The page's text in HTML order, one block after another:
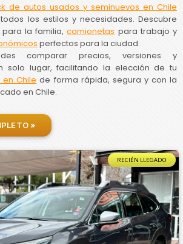
de autos usados y seminuevos en Chile
los estilos y necesidades. Descubre
para la familia,camionetas para trabajo y
perfectos para la ciudad.
comparar precios, versiones y
solo lugar, facilitando la elección de tu
Chile de forma rápida, segura y con la
en Chile.
»
RECIÉN LLEGADO